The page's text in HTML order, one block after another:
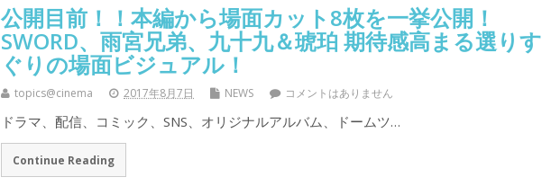
公開目前！！本編から場面カット8枚を一挙公開！
SWORD、雨宮兄弟、九十九＆琥珀 期待感高まる選りす
ぐりの場面ビジュアル！
topics@cinema 2017年8月7日 NEWS コメントはありません
ドラマ、配信、コミック、SNS、オリジナルアルバム、ドームツ…
Continue Reading